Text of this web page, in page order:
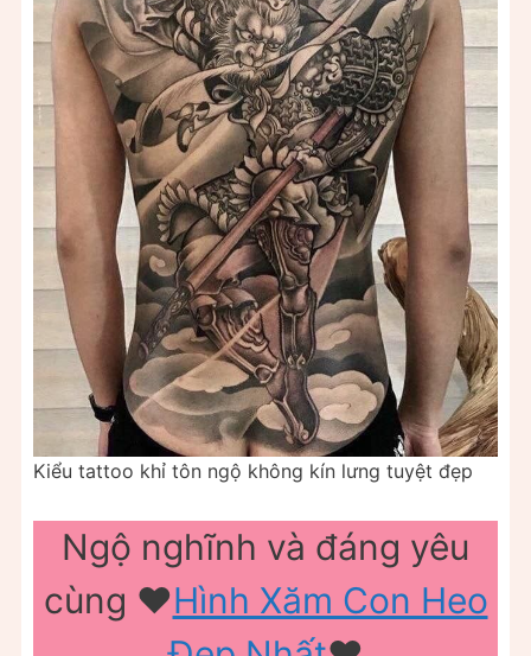
Kiểu tattoo khỉ tôn ngộ không kín lưng tuyệt đẹp
Ngộ nghĩnh và đáng yêu
cùng ♥️Hình Xăm Con Heo